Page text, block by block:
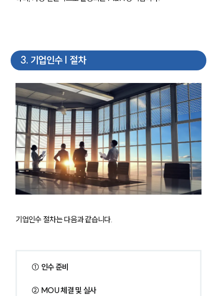
3. 기업인수 | 절차
기업인수 절차는 다음과 같습니다.
① 인수 준비
② MOU 체결 및 실사